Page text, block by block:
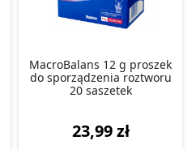
MacroBalans 12 g proszek
do sporządzenia roztworu
20 saszetek
23,99 zł